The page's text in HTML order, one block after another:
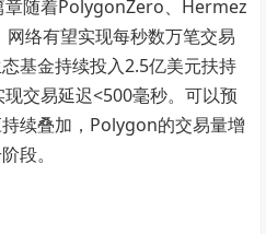
章随着PolygonZero、Hermez
络有望实现每秒数万笔交易
基金持续投入2.5亿美元扶持
交易延迟<500毫秒。可以预
续叠加，Polygon的交易量增
段。